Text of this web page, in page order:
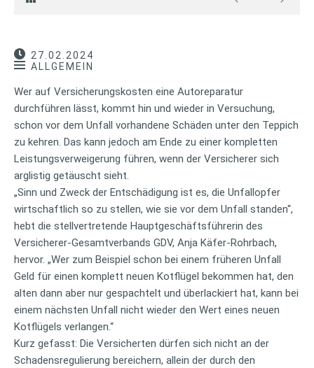
27.02.2024
ALLGEMEIN
Wer auf Versicherungskosten eine Autoreparatur
durchführen lässt, kommt hin und wieder in Versuchung,
schon vor dem Unfall vorhandene Schäden unter den Teppich
zu kehren. Das kann jedoch am Ende zu einer kompletten
Leistungsverweigerung führen, wenn der Versicherer sich
arglistig getäuscht sieht.
„Sinn und Zweck der Entschädigung ist es, die Unfallopfer
wirtschaftlich so zu stellen, wie sie vor dem Unfall standen“,
hebt die stellvertretende Hauptgeschäftsführerin des
Versicherer-Gesamtverbands GDV, Anja Käfer-Rohrbach,
hervor. „Wer zum Beispiel schon bei einem früheren Unfall
Geld für einen komplett neuen Kotflügel bekommen hat, den
alten dann aber nur gespachtelt und überlackiert hat, kann bei
einem nächsten Unfall nicht wieder den Wert eines neuen
Kotflügels verlangen.“
Kurz gefasst: Die Versicherten dürfen sich nicht an der
Schadensregulierung bereichern, allein der durch den